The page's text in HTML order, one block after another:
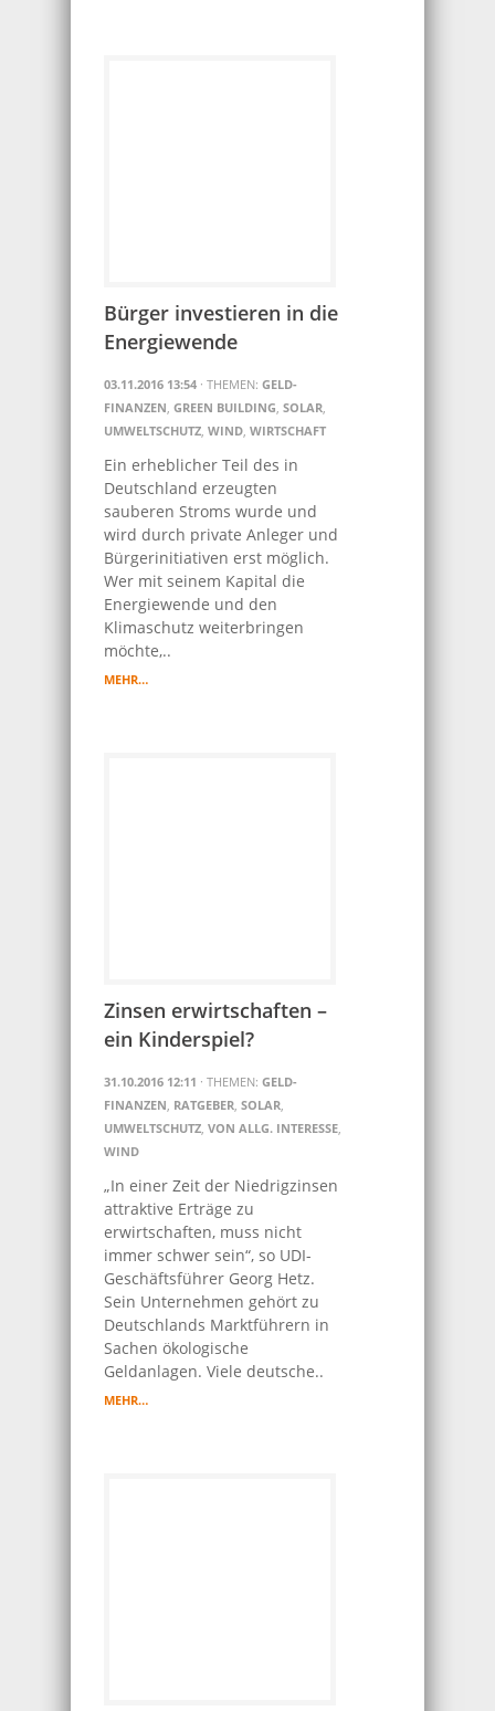
Bürger investieren in die
Energiewende
03.11.2016 13:54 · THEMEN: GELD-
FINANZEN, GREEN BUILDING, SOLAR,
UMWELTSCHUTZ, WIND, WIRTSCHAFT
Ein erheblicher Teil des in
Deutschland erzeugten
sauberen Stroms wurde und
wird durch private Anleger und
Bürgerinitiativen erst möglich.
Wer mit seinem Kapital die
Energiewende und den
Klimaschutz weiterbringen
möchte,..
MEHR…
Zinsen erwirtschaften –
ein Kinderspiel?
31.10.2016 12:11 · THEMEN: GELD-
FINANZEN, RATGEBER, SOLAR,
UMWELTSCHUTZ, VON ALLG. INTERESSE,
WIND
„In einer Zeit der Niedrigzinsen
attraktive Erträge zu
erwirtschaften, muss nicht
immer schwer sein“, so UDI-
Geschäftsführer Georg Hetz.
Sein Unternehmen gehört zu
Deutschlands Marktführern in
Sachen ökologische
Geldanlagen. Viele deutsche..
MEHR…